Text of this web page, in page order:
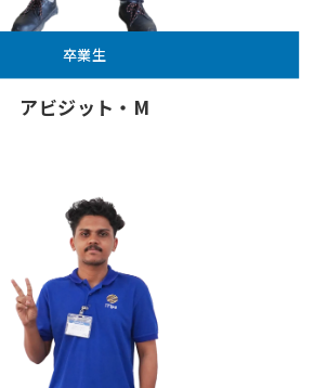
卒業生
アビジット・M